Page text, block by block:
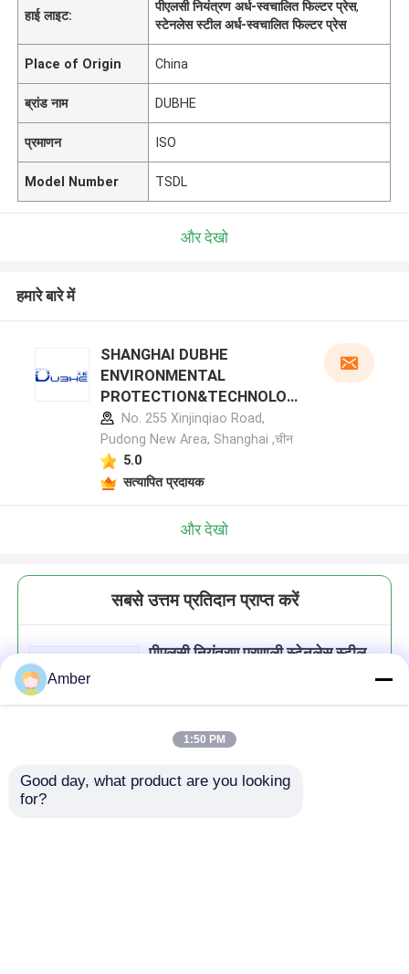
हाई लाइट:
पीएलसी नियंत्रण अर्ध-स्वचालित फिल्टर प्रेस,
स्टेनलेस स्टील अर्ध-स्वचालित फिल्टर प्रेस
Place of Origin China
ब्रांड नाम DUBHE
प्रमाणन ISO
Model Number TSDL
और देखो
हमारे बारे में
SHANGHAI DUBHE
ENVIRONMENTAL
PROTECTION&TECHNOLOG
Y CO.,LTD निर्माता प्रोफ़ाइल
No. 255 Xinjinqiao Road,
Pudong New Area, Shanghai ,चीन
5.0
सत्यापित प्रदायक
और देखो
सबसे उत्तम प्रतिदान प्राप्त करें
पीएलसी नियंत्रण प्रणाली स्टेनलेस स्टील
जारी रखें
Amber
1:50 PM
Good day, what product are you looking
for?